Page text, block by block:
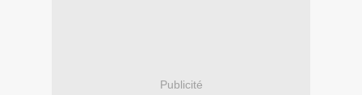
Publicité